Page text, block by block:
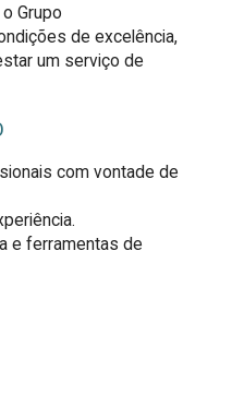
Grupo
de excelência,
um serviço de
com vontade de
e ferramentas de